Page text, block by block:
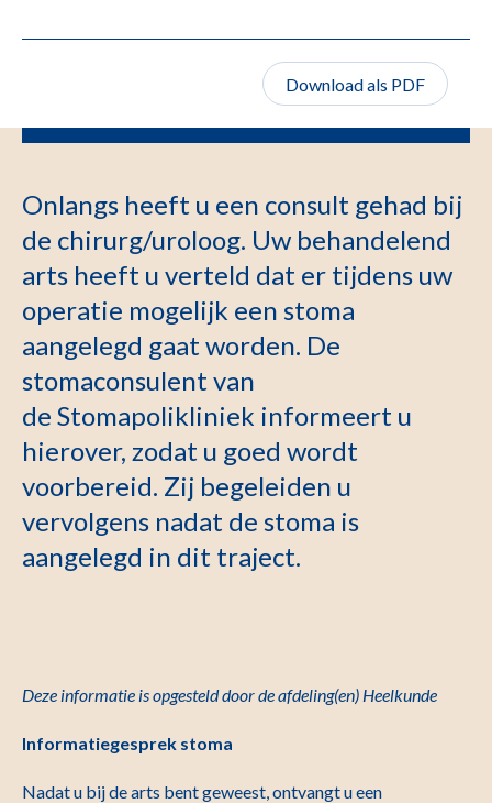
Download als PDF
Onlangs heeft u een consult gehad bij
de chirurg/uroloog. Uw behandelend
arts heeft u verteld dat er tijdens uw
operatie mogelijk een stoma
aangelegd gaat worden. De
stomaconsulent van
de Stomapolikliniek informeert u
hierover, zodat u goed wordt
voorbereid. Zij begeleiden u
vervolgens nadat de stoma is
aangelegd in dit traject.
Deze informatie is opgesteld door de afdeling(en) Heelkunde
Informatiegesprek stoma
Nadat u bij de arts bent geweest, ontvangt u een